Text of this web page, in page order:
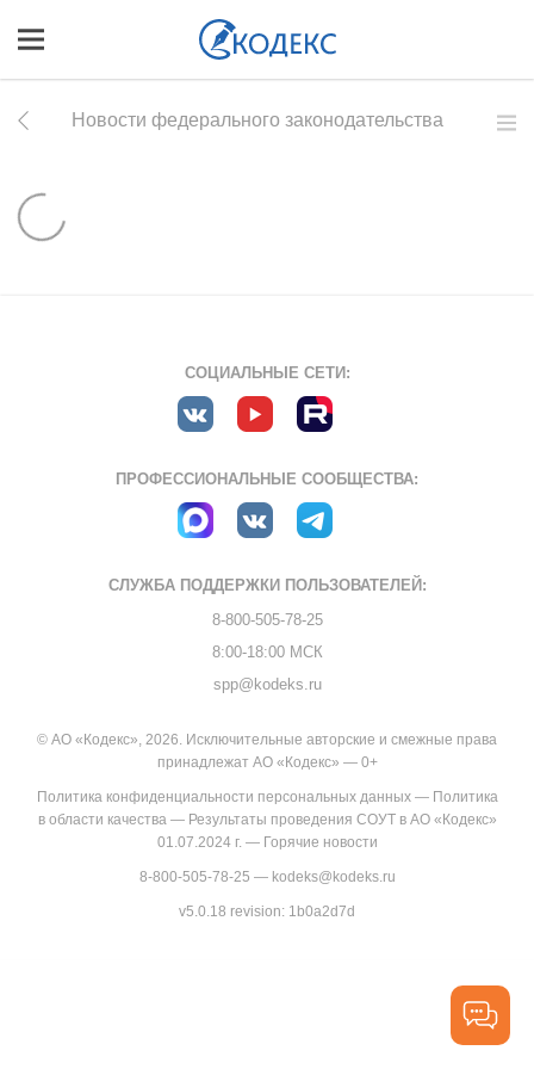
Новости федерального законодательства
СОЦИАЛЬНЫЕ СЕТИ:
ПРОФЕССИОНАЛЬНЫЕ СООБЩЕСТВА:
СЛУЖБА ПОДДЕРЖКИ ПОЛЬЗОВАТЕЛЕЙ:
8-800-505-78-25
8:00-18:00 МСК
spp@kodeks.ru
© АО «Кодекс», 2026. Исключительные авторские и смежные права
принадлежат АО «Кодекс» — 0+
Политика конфиденциальности персональных данных— Политика
в области качества— Результаты проведения СОУТ в АО «Кодекс»
01.07.2024 г.— Горячие новости
8-800-505-78-25 — kodeks@kodeks.ru
v5.0.18 revision: 1b0a2d7d